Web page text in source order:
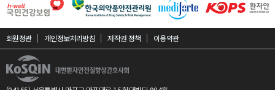
회원정관 개인정보처리방침 저작권 정책 이용약관